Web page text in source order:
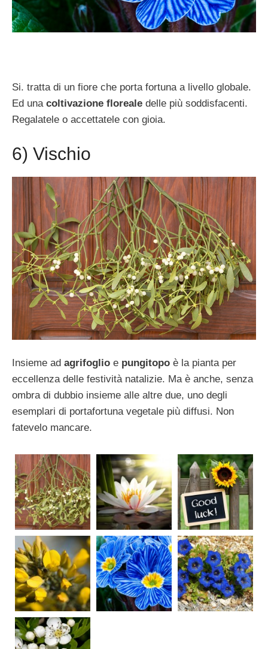
Si. tratta di un fiore che porta fortuna a livello globale.
Ed una coltivazione floreale delle più soddisfacenti.
Regalatele o accettatele con gioia.
6) Vischio
Insieme ad agrifoglio e pungitopo è la pianta per
eccellenza delle festività natalizie. Ma è anche, senza
ombra di dubbio insieme alle altre due, uno degli
esemplari di portafortuna vegetale più diffusi. Non
fatevelo mancare.